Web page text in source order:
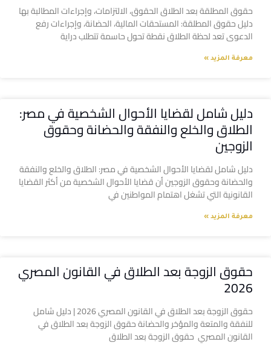
حقوق المطلقة بعد الطلاق الحقوق، الالتزامات، وإجراءات المطالبة بها
دليل حقوق المطلقة: المستحقات المالية، الحضانة، وإجراءات رفع
الدعوى تعد لحظة الطلاق نقطة تحول حاسمة تتطلب دراية
معرفة المزيد »
دليل شامل لقضايا الأحوال الشخصية في مصر:
الطلاق والخلع والنفقة والحضانة وحقوق
الزوجين
دليل شامل لقضايا الأحوال الشخصية في مصر: الطلاق والخلع والنفقة
والحضانة وحقوق الزوجين أن قضايا الأحوال الشخصية من أكثر القضايا
القانونية التي تشغل اهتمام المواطنين في
معرفة المزيد »
حقوق الزوجة بعد الطلاق في القانون المصري
2026
حقوق الزوجة بعد الطلاق في القانون المصري 2026 | دليل شامل
للنفقة والمتعة والمؤخر والحضانة حقوق الزوجة بعد الطلاق في
القانون المصري حقوق الزوجة بعد الطلاق